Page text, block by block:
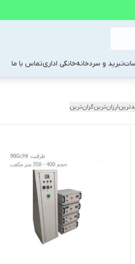
تبرید و سردخانهخانگی اداریتماس با ما
ارزان‌ترینگران‌ترین